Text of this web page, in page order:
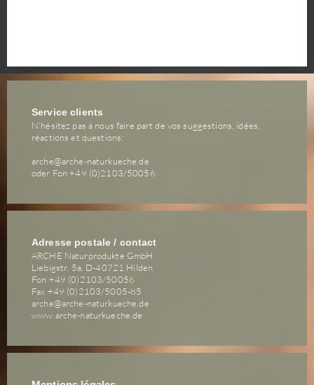
Service clients
N'hésitez pas à nous faire part de vos suggestions, idées,
réactions et questions:
arche@arche-naturkueche.de
oder Fon +49 (0)2103/50056
Adresse postale / contact
ARCHE Naturprodukte GmbH
Liebigstr. 5a, D-40721 Hilden
Fon +49 (0)2103/50056
Fax +49 (0)2103/5005-85
arche@arche-naturkueche.de
www.arche-naturkueche.de